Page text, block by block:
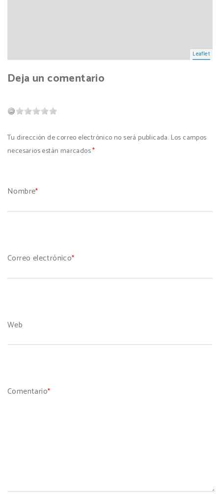
Leaflet
Deja un comentario
Tu dirección de correo electrónico no será publicada. Los campos
necesarios están marcados*
Nombre*
Correo electrónico*
Web
Comentario*